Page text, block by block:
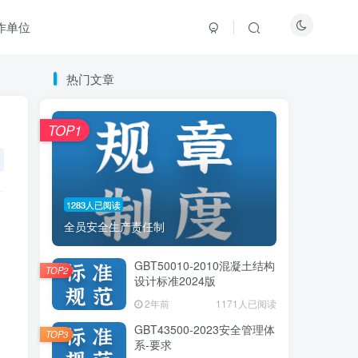
单位
热门文章
1283人已阅读
全员安全生产责任制
TOP1
GBT50010-2010混凝土结构
设计标准2024版
2年前 1171人已阅读
TOP2
GBT43500-2023安全管理体
系-要求
TOP3
热门文章
1283人已阅读
全员安全生产责任制
TOP1
GBT50010-2010混凝土结构
设计标准2024版
2年前 1171人已阅读
TOP2
GBT43500-2023安全管理体
系-要求
TOP3